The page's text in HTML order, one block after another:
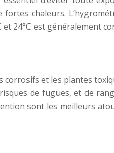
chaleurs.
24°C est généralement
et les plantes
de fugues, et de
sont les meilleurs